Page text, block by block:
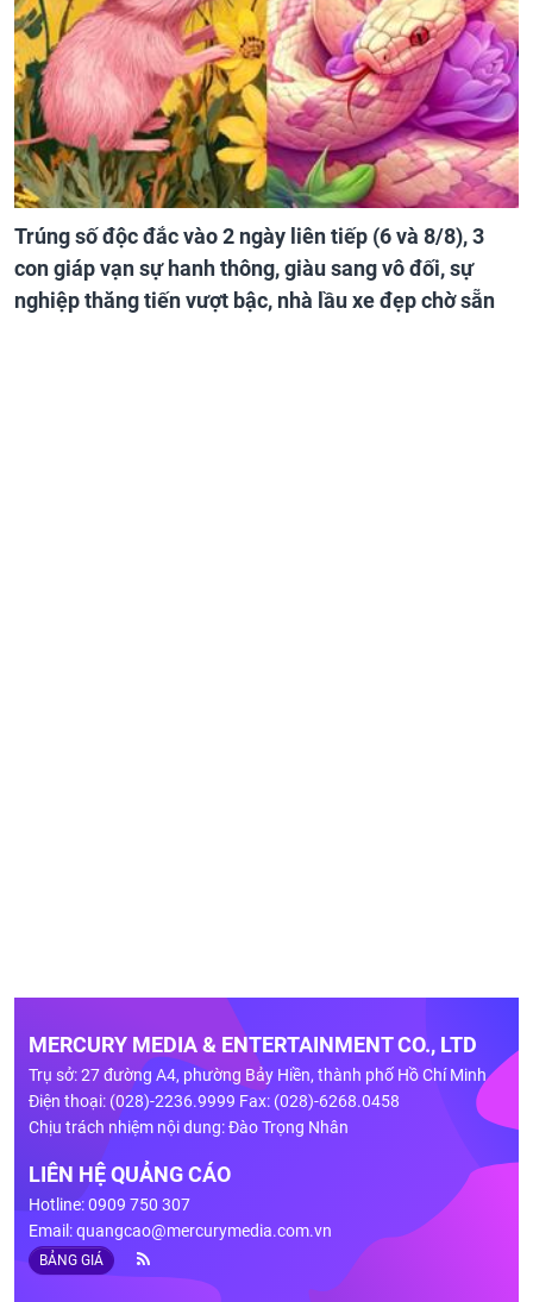
Trúng số độc đắc vào 2 ngày liên tiếp (6 và 8/8), 3
con giáp vạn sự hanh thông, giàu sang vô đối, sự
nghiệp thăng tiến vượt bậc, nhà lầu xe đẹp chờ sẵn
MERCURY MEDIA & ENTERTAINMENT CO., LTD
Trụ sở: 27 đường A4, phường Bảy Hiền, thành phố Hồ Chí Minh
Điện thoại: (028)-2236.9999 Fax: (028)-6268.0458
Chịu trách nhiệm nội dung: Đào Trọng Nhân
LIÊN HỆ QUẢNG CÁO
Hotline: 0909 750 307
Email:quangcao@mercurymedia.com.vn
BẢNG GIÁ